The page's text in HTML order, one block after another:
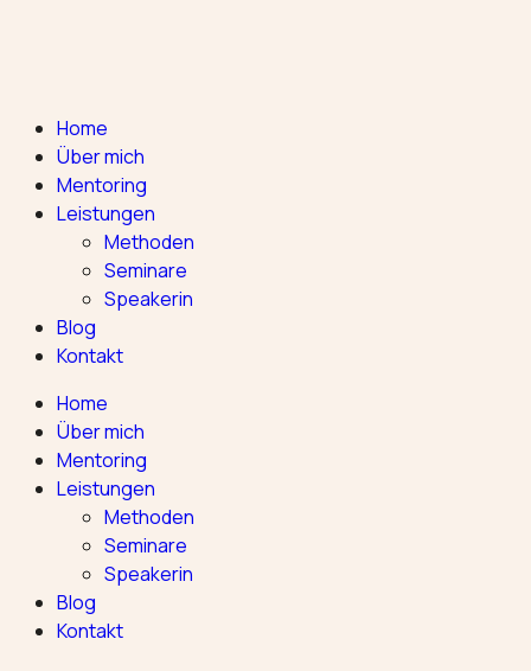
Home
Über mich
Mentoring
Leistungen
Methoden
Seminare
Speakerin
Blog
Kontakt
Home
Über mich
Mentoring
Leistungen
Methoden
Seminare
Speakerin
Blog
Kontakt